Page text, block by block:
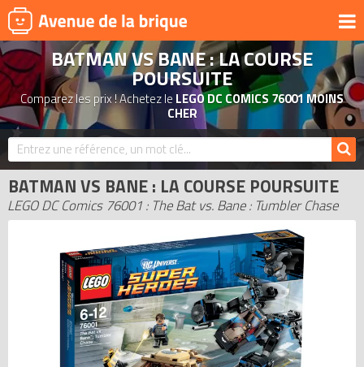
UNIVERS
PRODUITS DÉRIVÉS
NOUVEAUTÉS
LEGO 2026
BONS PLANS
ACTUALITÉS
ASSOCIATIONS DE FANS
EXPOSITIONS LEGO
LEGO LES PLUS CHERS
DERNIERS LEGO AJOUTÉS
BATMAN VS BANE : LA COURSE
POURSUITE
Comparez les prix ! Achetez le LEGO DC COMICS 76001 MOINS
CHER
BATMAN VS BANE : LA COURSE POURSUITE
LEGO DC Comics 76001 : The Bat vs. Bane : Tumbler Chase